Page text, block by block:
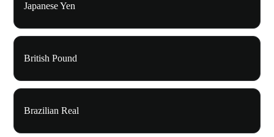
Japanese Yen
British Pound
Brazilian Real